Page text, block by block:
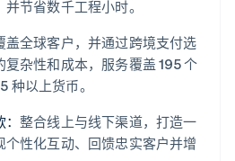
节省数千工程小时。
盖全球客户，并通过跨境支付选
杂性和成本，服务覆盖 195 个
种以上货币。
整合线上与线下渠道，打造一
性化互动、回馈忠实客户并增